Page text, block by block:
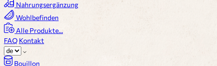
Nahrungsergänzung
Wohlbefinden
Alle Produkte...
FAQ Kontakt
Bouillon